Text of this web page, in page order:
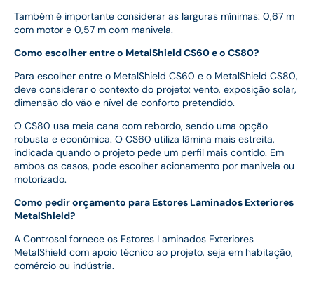
Também é importante considerar as larguras mínimas: 0,67 m
com motor e 0,57 m com manivela.
Como escolher entre o MetalShield CS60 e o CS80?
Para escolher entre o MetalShield CS60 e o MetalShield CS80,
deve considerar o contexto do projeto: vento, exposição solar,
dimensão do vão e nível de conforto pretendido.
O CS80 usa meia cana com rebordo, sendo uma opção
robusta e económica. O CS60 utiliza lâmina mais estreita,
indicada quando o projeto pede um perfil mais contido. Em
ambos os casos, pode escolher acionamento por manivela ou
motorizado.
Como pedir orçamento para Estores Laminados Exteriores
MetalShield?
A Controsol fornece os Estores Laminados Exteriores
MetalShield com apoio técnico ao projeto, seja em habitação,
comércio ou indústria.